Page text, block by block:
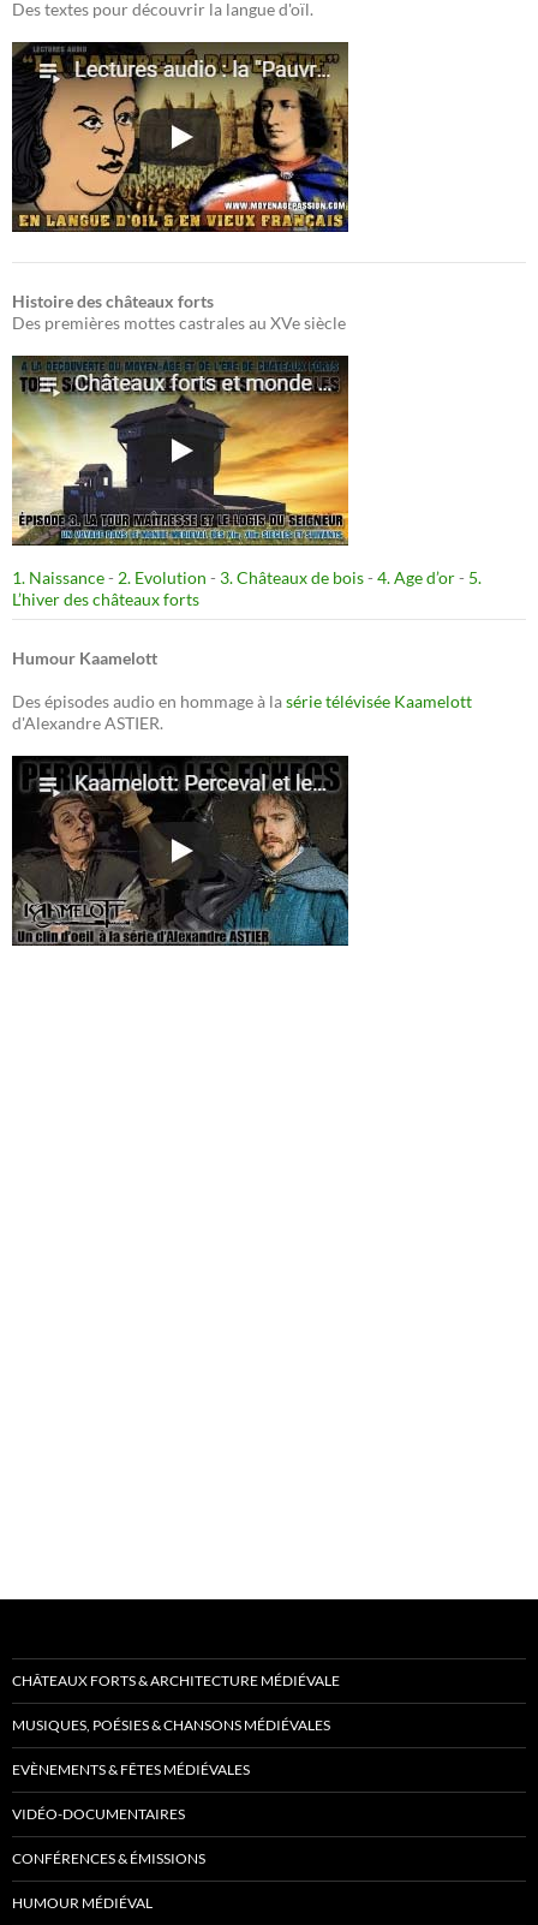
Des textes pour découvrir la langue d'oïl.
Histoire des châteaux forts
Des premières mottes castrales au XVe siècle
1. Naissance- 2. Evolution - 3. Châteaux de bois- 4. Age d’or- 5.
L’hiver des châteaux forts
Humour Kaamelott
Des épisodes audio en hommage à lasérie télévisée Kaamelott
d'Alexandre ASTIER.
CHÂTEAUX FORTS & ARCHITECTURE MÉDIÉVALE
MUSIQUES, POÉSIES & CHANSONS MÉDIÉVALES
EVÈNEMENTS & FÊTES MÉDIÉVALES
VIDÉO-DOCUMENTAIRES
CONFÉRENCES & ÉMISSIONS
HUMOUR MÉDIÉVAL